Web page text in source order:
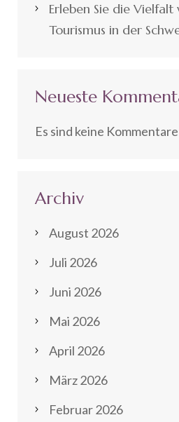
Erleben Sie die
Tourismus in der
Neueste
Es sind keine
Archiv
August 2026
Juli 2026
Juni 2026
Mai 2026
April 2026
März 2026
Februar 2026